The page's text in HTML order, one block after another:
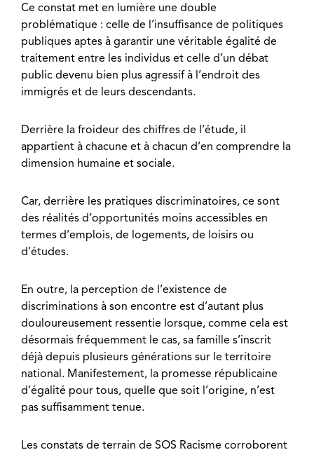
Ce constat met en lumière une double
problématique : celle de l’insuffisance de politiques
publiques aptes à garantir une véritable égalité de
traitement entre les individus et celle d’un débat
public devenu bien plus agressif à l’endroit des
immigrés et de leurs descendants.
Derrière la froideur des chiffres de l’étude, il
appartient à chacune et à chacun d’en comprendre la
dimension humaine et sociale.
Car, derrière les pratiques discriminatoires, ce sont
des réalités d’opportunités moins accessibles en
termes d’emplois, de logements, de loisirs ou
d’études.
En outre, la perception de l’existence de
discriminations à son encontre est d’autant plus
douloureusement ressentie lorsque, comme cela est
désormais fréquemment le cas, sa famille s’inscrit
déjà depuis plusieurs générations sur le territoire
national. Manifestement, la promesse républicaine
d’égalité pour tous, quelle que soit l’origine, n’est
pas suffisamment tenue.
Les constats de terrain de SOS Racisme corroborent